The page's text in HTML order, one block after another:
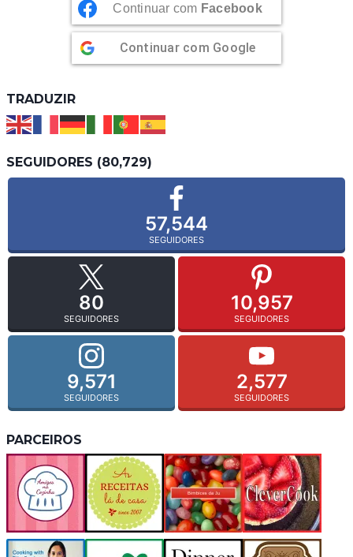
Continuar com Facebook
Continuar com Google
TRADUZIR
SEGUIDORES (80,729)
57,544
SEGUIDORES
80
SEGUIDORES
10,957
SEGUIDORES
9,571
SEGUIDORES
2,577
SEGUIDORES
PARCEIROS